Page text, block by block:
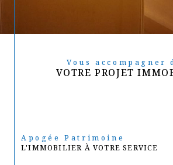
Vous accompagner
VOTRE PROJET
Apogée Patrimoine
L'IMMOBILIER À VOTRE SERVICE